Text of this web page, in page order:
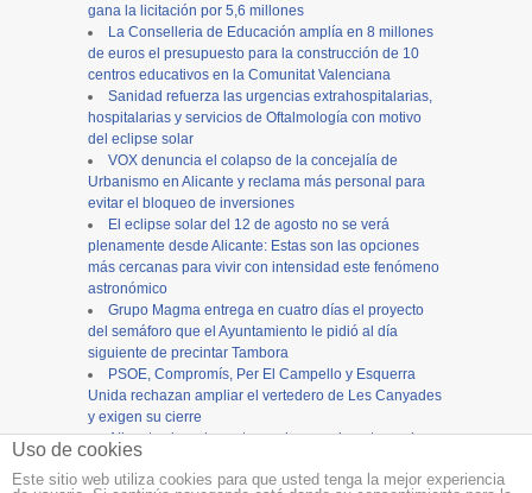
gana la licitación por 5,6 millones
La Conselleria de Educación amplía en 8 millones
de euros el presupuesto para la construcción de 10
centros educativos en la Comunitat Valenciana
Sanidad refuerza las urgencias extrahospitalarias,
hospitalarias y servicios de Oftalmología con motivo
del eclipse solar
VOX denuncia el colapso de la concejalía de
Urbanismo en Alicante y reclama más personal para
evitar el bloqueo de inversiones
El eclipse solar del 12 de agosto no se verá
plenamente desde Alicante: Estas son las opciones
más cercanas para vivir con intensidad este fenómeno
astronómico
Grupo Magma entrega en cuatro días el proyecto
del semáforo que el Ayuntamiento le pidió al día
siguiente de precintar Tambora
PSOE, Compromís, Per El Campello y Esquerra
Unida rechazan ampliar el vertedero de Les Canyades
y exigen su cierre
Alicante cierra los actos en honor a la patrona, la
Virgen del Remedio, con una concurrida procesión
Uso de cookies
Este sitio web utiliza cookies para que usted tenga la mejor experiencia